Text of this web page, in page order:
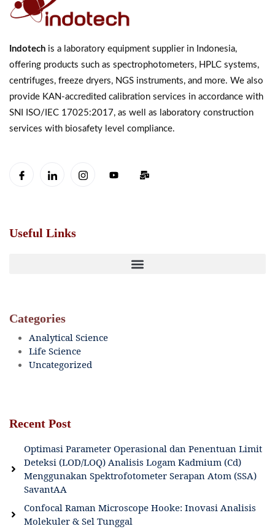
Indotech is a laboratory equipment supplier in Indonesia,
offering products such as spectrophotometers, HPLC systems,
centrifuges, freeze dryers, NGS instruments, and more. We also
provide KAN-accredited calibration services in accordance with
SNI ISO/IEC 17025:2017, as well as laboratory construction
services with biosafety level compliance.
Useful Links
Categories
Analytical Science
Life Science
Uncategorized
Recent Post
Optimasi Parameter Operasional dan Penentuan Limit
Deteksi (LOD/LOQ) Analisis Logam Kadmium (Cd)
Menggunakan Spektrofotometer Serapan Atom (SSA)
SavantAA
Confocal Raman Microscope Hooke: Inovasi Analisis
Molekuler & Sel Tunggal